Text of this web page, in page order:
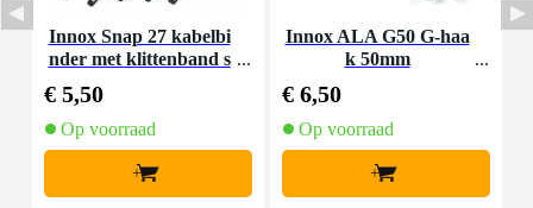
Innox Snap 27 kabelbi
nder met klittenband s
€ 5,50
Op voorraad
+
Innox ALA G50 G-haa
k 50mm
€ 6,50
Op voorraad
+